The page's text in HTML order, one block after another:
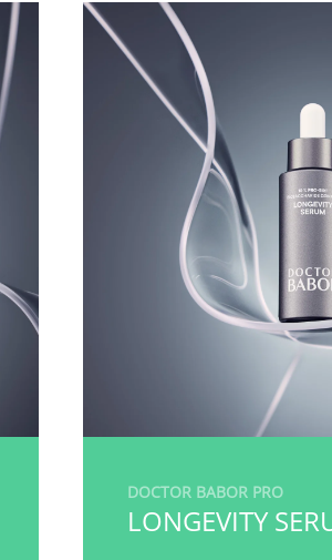
DOCTOR BABOR PRO
LONGEVITY